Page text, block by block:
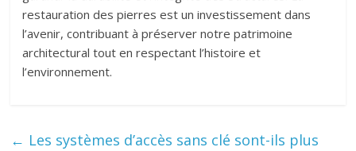
restauration des pierres est un investissement dans
l’avenir, contribuant à préserver notre patrimoine
architectural tout en respectant l’histoire et
l’environnement.
← Les systèmes d’accès sans clé sont-ils plus